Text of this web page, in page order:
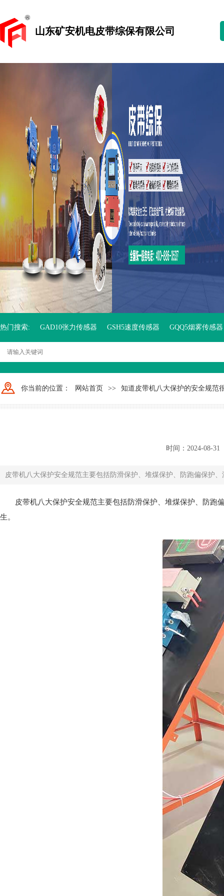
山东矿安机电皮带综保有限公司
热门搜索: GAD10张力传感器 GSH5速度传感器 GQQ5烟雾传感器
你当前的位置： 网站首页 >> 知道皮带机八大保护的安全规范
时间：2024-08-31
皮带机八大保护安全规范主要包括防滑保护、堆煤保护、防跑偏保护
皮带机八大保护安全规范主要包括防滑保护、堆煤保护、防
生。